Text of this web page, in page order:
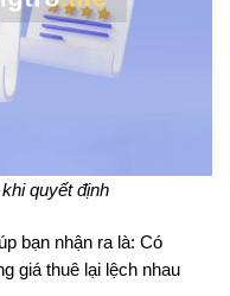
quyết định
bạn nhận ra là: Có
giá thuê lại lệch nhau